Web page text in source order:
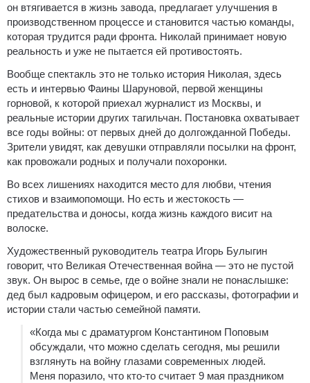
он втягивается в жизнь завода, предлагает улучшения в
производственном процессе и становится частью команды,
которая трудится ради фронта. Николай принимает новую
реальность и уже не пытается ей противостоять.
Вообще спектакль это не только история Николая, здесь
есть и интервью Фаины Шаруновой, первой женщины
горновой, к которой приехал журналист из Москвы, и
реальные истории других тагильчан. Постановка охватывает
все годы войны: от первых дней до долгожданной Победы.
Зрители увидят, как девушки отправляли посылки на фронт,
как провожали родных и получали похоронки.
Во всех лишениях находится место для любви, чтения
стихов и взаимопомощи. Но есть и жестокость —
предательства и доносы, когда жизнь каждого висит на
волоске.
Художественный руководитель театра Игорь Булыгин
говорит, что Великая Отечественная война — это не пустой
звук. Он вырос в семье, где о войне знали не понаслышке:
дед был кадровым офицером, и его рассказы, фотографии и
истории стали частью семейной памяти.
«Когда мы с драматургом Константином Поповым
обсуждали, что можно сделать сегодня, мы решили
взглянуть на войну глазами современных людей.
Меня поразило, что кто-то считает 9 мая праздником